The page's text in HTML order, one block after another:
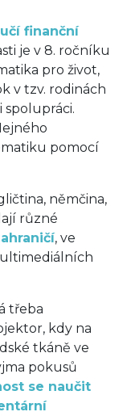
učí finanční
je v 8. ročníku
pro život,
v tzv. rodinách
spolupráci.
pomocí
němčina,
různé
, ve
třeba
kdy na
tkáně ve
pokusů
se naučit